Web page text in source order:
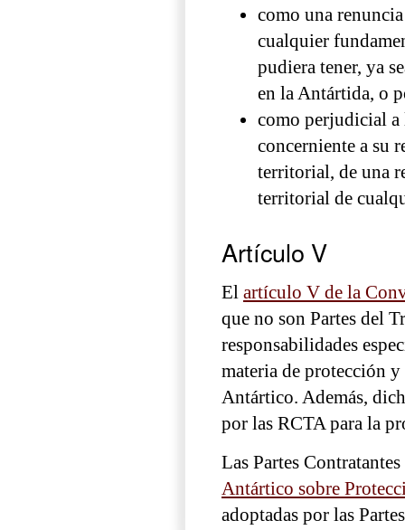
como una
cualquier
pudiera tener, ya
en la Antártida, o
como perjudicial a
concerniente a su
territorial, de una
territorial de
Artículo V
El artículo V de la
que no son Partes del
responsabilidades
materia de protección
Antártico. Además,
por las RCTA para la
Las Partes
Antártico sobre
adoptadas por las